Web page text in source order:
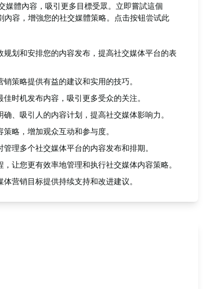
媒體內容，吸引更多目標受眾。立即嘗試這個
內容，增強您的社交媒體策略。点击按钮尝试此
划和安排您的内容发布，提高社交媒体平台的表
策略提供有益的建议和实用的技巧。
时机发布内容，吸引更多受众的关注。
、吸引人的内容计划，提高社交媒体影响力。
略，增加观众互动和参与度。
理多个社交媒体平台的内容发布和排期。
让您更有效率地管理和执行社交媒体内容策略。
营销目标提供持续支持和改进建议。